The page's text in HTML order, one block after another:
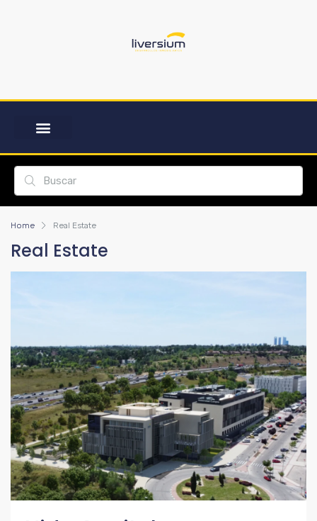
Home Real Estate
Real Estate